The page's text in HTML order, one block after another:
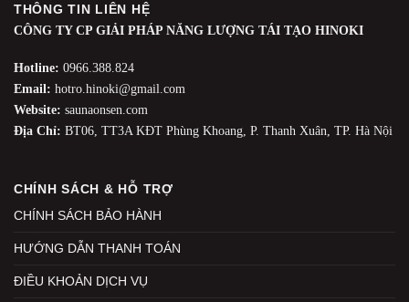
THÔNG TIN LIÊN HỆ
CÔNG TY CP GIẢI PHÁP NĂNG LƯỢNG TÁI TẠO HINOKI
Hotline: 0966.388.824
Email: hotro.hinoki@gmail.com
Website: saunaonsen.com
Địa Chỉ: BT06, TT3A KĐT Phùng Khoang, P. Thanh Xuân, TP. Hà Nội
CHÍNH SÁCH & HỖ TRỢ
CHÍNH SÁCH BẢO HÀNH
HƯỚNG DẪN THANH TOÁN
ĐIỀU KHOẢN DỊCH VỤ